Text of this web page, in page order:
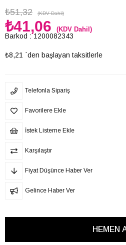
₺51,32 (KDV Dahil)
₺41,06 (KDV Dahil)
Barkod : 1200082343
₺8,21 `den başlayan taksitlerle
Telefonla Sipariş
Favorilere Ekle
İstek Listeme Ekle
Karşılaştır
Fiyat Düşünce Haber Ver
Gelince Haber Ver